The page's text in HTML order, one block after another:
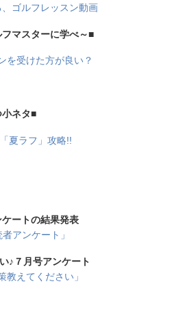
ゴルフレッスン動画
マスターに学べ～■
を受けた方が良い？
ネタ■
夏ラフ」攻略!!
ケートの結果発表
者アンケート」
♪７月号アンケート
教えてください」